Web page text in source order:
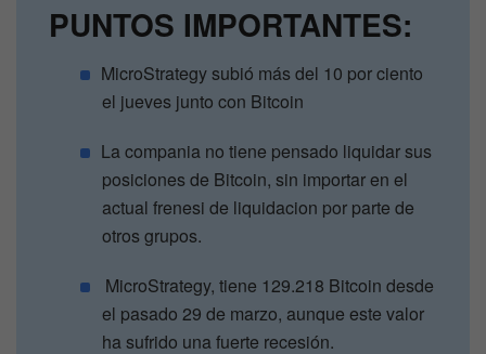
PUNTOS IMPORTANTES:
MicroStrategy subió más del 10 por ciento
el jueves junto con Bitcoin
La compania no tiene pensado liquidar sus
posiciones de Bitcoin, sin importar en el
actual frenesi de liquidacion por parte de
otros grupos.
MicroStrategy, tiene 129.218 Bitcoin desde
el pasado 29 de marzo, aunque este valor
ha sufrido una fuerte recesión.